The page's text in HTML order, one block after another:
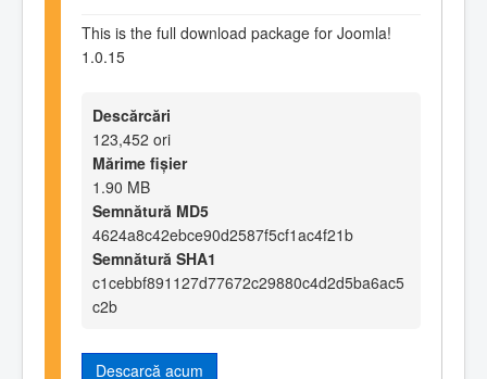
This is the full download package for Joomla!
1.0.15
Descărcări
123,452 ori
Mărime fișier
1.90 MB
Semnătură MD5
4624a8c42ebce90d2587f5cf1ac4f21b
Semnătură SHA1
c1cebbf891127d77672c29880c4d2d5ba6ac5
c2b
Descarcă acum